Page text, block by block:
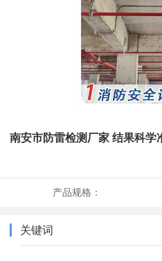
南安市防雷检测厂家 结果科学
产品规格：
关键词